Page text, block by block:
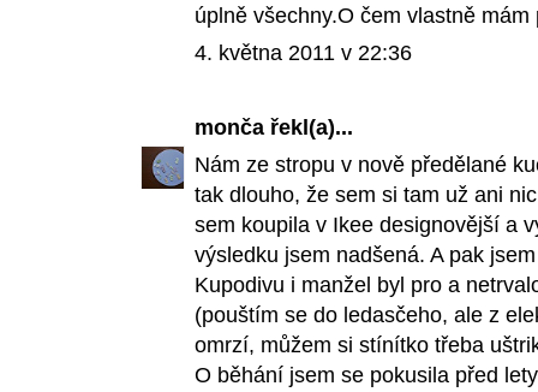
úplně všechny.O čem vlastně mám
4. května 2011 v 22:36
monča řekl(a)...
Nám ze stropu v nově předělané
tak dlouho, že sem si tam už ani
sem koupila v Ikee designovější a
výsledku jsem nadšená. A pak
Kupodivu i manžel byl pro a
(pouštím se do ledasčeho, ale z
omrzí, můžem si stínítko třeba
O běhání jsem se pokusila před